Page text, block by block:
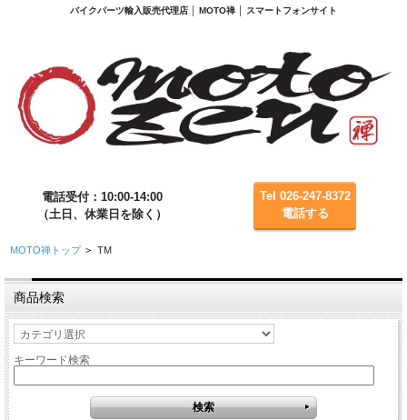
バイクパーツ輸入販売代理店 │ MOTO禅 │ スマートフォンサイト
電話受付：10:00-14:00
（土日、休業日を除く）
Tel 026-247-8372
電話する
MOTO禅トップ > TM
商品検索
キーワード検索